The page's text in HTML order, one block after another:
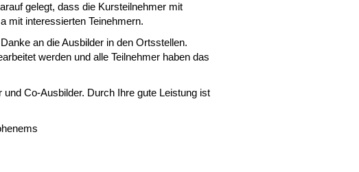
gelegt, dass die Kursteilnehmer mit
mit interessierten Teinehmern.
an die Ausbilder in den Ortsstellen.
werden und alle Teilnehmer haben das
Co-Ausbilder. Durch Ihre gute Leistung ist